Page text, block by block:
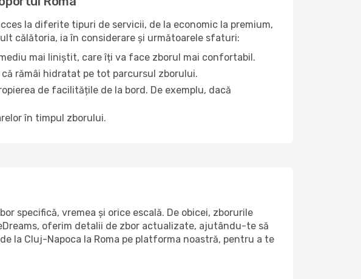
la diferite tipuri de servicii, de la economic la premium,
călătoria, ia în considerare și următoarele sfaturi:
mai liniștit, care îți va face zborul mai confortabil.
rămâi hidratat pe tot parcursul zborului.
de facilitățile de la bord. De exemplu, dacă
în timpul zborului.
specifică, vremea și orice escală. De obicei, zborurile
oferim detalii de zbor actualizate, ajutându-te să
la Cluj-Napoca la Roma pe platforma noastră, pentru a te